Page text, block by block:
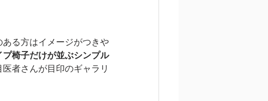
る方はイメージがつきや
椅子だけが並ぶシンプル
医者さんが目印のギャラリ